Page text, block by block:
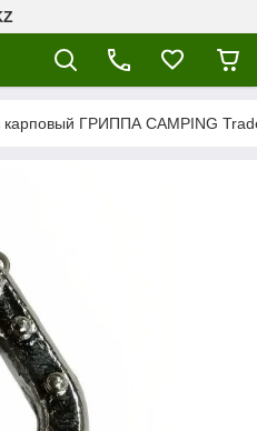
карповый ГРИППА CAMPING